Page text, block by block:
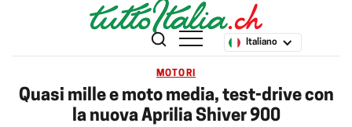
Italiano
MOTORI
Quasi mille e moto media, test-drive con
la nuova Aprilia Shiver 900